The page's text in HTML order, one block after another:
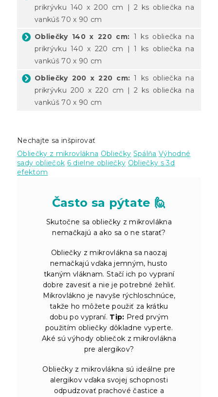
prikrývku 140 x 200 cm | 2 ks obliečka na
vankúš 70 x 90 cm
Obliečky 140 x 220 cm: 1 ks obliečka na
prikrývku 140 x 220 cm | 1 ks obliečka na
vankúš 70 x 90 cm
Obliečky 200 x 220 cm: 1 ks obliečka na
prikrývku 200 x 220 cm | 2 ks obliečka na
vankúš 70 x 90 cm
Nechajte sa inšpirovať
Obliečky z mikrovlákna Obliečky Spálňa Výhodné
sady obliečok 6 dielne obliečky Obliečky s 3d
efektom
Často sa pýtate 🙋
Skutočne sa obliečky z mikrovlákna
nemačkajú a ako sa o ne starať?
Obliečky z mikrovlákna sa naozaj
nemačkajú vďaka jemným, husto
tkaným vláknam. Stačí ich po vypraní
dobre zavesiť a nie je potrebné žehliť.
Mikrovlákno je navyše rýchloschnúce,
takže ho môžete použiť za krátku
dobu po vypraní. Tip: Pred prvým
použitím obliečky dôkladne vyperte.
Aké sú výhody obliečok z mikrovlákna
pre alergikov?
Obliečky z mikrovlákna sú ideálne pre
alergikov vďaka svojej schopnosti
odpudzovať prachové častice a